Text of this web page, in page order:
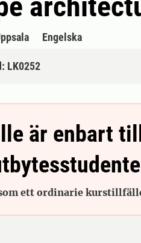
Engelska
LK0252
är enbart till
ett ordinarie